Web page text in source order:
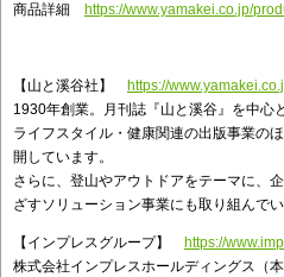
商品詳細 https://www.yamakei.co.jp/
【山と溪谷社】 https://
1930年創業。月刊誌『山と溪谷』を中心
ライフスタイル・健康関連の出版事業の
開しています。
さらに、登山やアウトドアをテーマに、
ざすソリューション事業にも取り組んでい
【インプレスグループ】 https://
株式会社インプレスホールディングス（